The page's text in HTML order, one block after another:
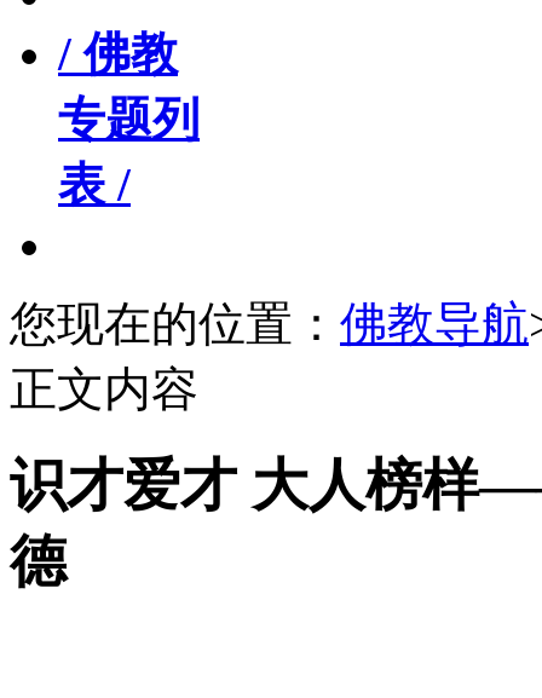
/ 佛教
专题列
表 /
您现在的位置： 佛教导航
正文内容
识才爱才 大人榜样
德